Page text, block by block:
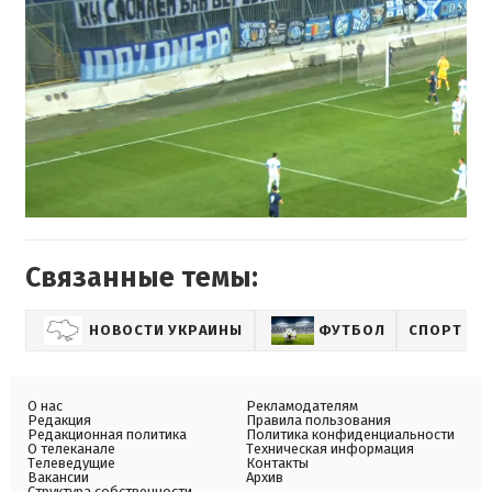
Связанные темы:
НОВОСТИ УКРАИНЫ ФУТБОЛ СПОРТ
О нас
Редакция
Редакционная политика
О телеканале
Телеведущие
Вакансии
Рекламодателям
Правила пользования
Политика конфиденциальности
Техническая информация
Контакты
Архив